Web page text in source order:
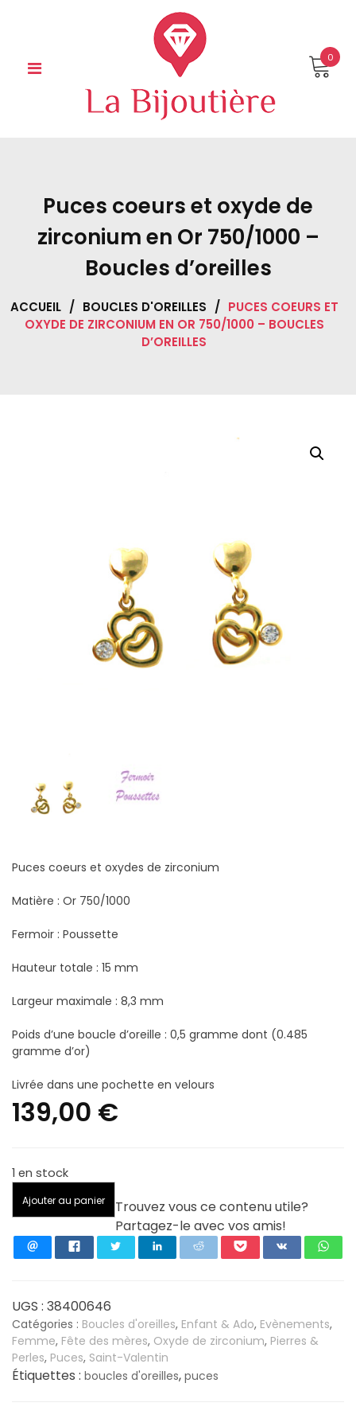
0
Puces coeurs et oxyde de
zirconium en Or 750/1000 –
Boucles d’oreilles
ACCUEIL / BOUCLES D'OREILLES / PUCES COEURS ET
OXYDE DE ZIRCONIUM EN OR 750/1000 – BOUCLES
D’OREILLES
Puces coeurs et oxydes de zirconium
Matière : Or 750/1000
Fermoir : Poussette
Hauteur totale : 15 mm
Largeur maximale : 8,3 mm
Poids d’une boucle d’oreille : 0,5 gramme dont (0.485
gramme d’or)
Livrée dans une pochette en velours
139,00 €
1 en stock
de
coeurs
de
zirconium
en
Or
750/1000
Ajouter au panier
Trouvez vous ce contenu utile?
Partagez-le avec vos amis!
UGS : 38400646
Catégories : Boucles d'oreilles, Enfant & Ado, Evènements,
Femme, Fête des mères, Oxyde de zirconium, Pierres &
Perles, Puces, Saint-Valentin
Étiquettes : boucles d'oreilles, puces